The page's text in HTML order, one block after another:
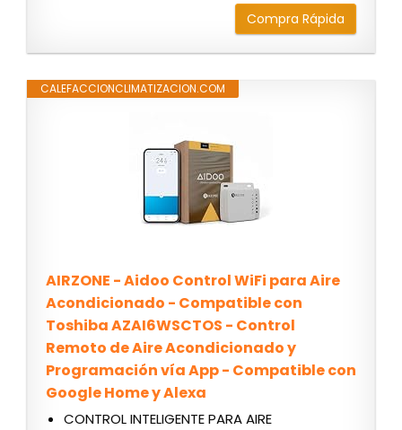
Compra Rápida
CALEFACCIONCLIMATIZACION.COM
AIRZONE - Aidoo Control WiFi para Aire
Acondicionado - Compatible con
Toshiba AZAI6WSCTOS - Control
Remoto de Aire Acondicionado y
Programación vía App - Compatible con
Google Home y Alexa
CONTROL INTELIGENTE PARA AIRE